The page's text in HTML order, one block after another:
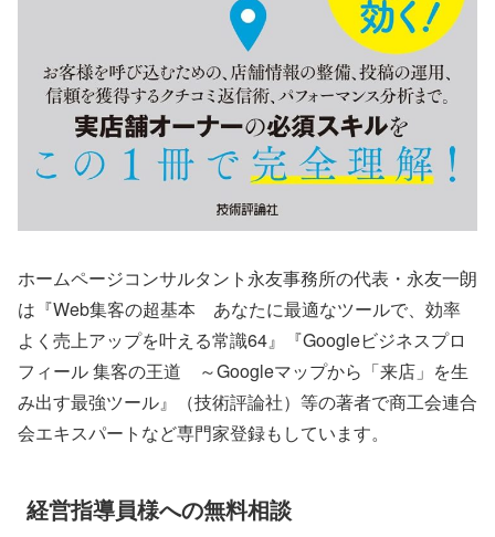
ホームページコンサルタント永友事務所の代表・永友一朗
は『Web集客の超基本 あなたに最適なツールで、効率
よく売上アップを叶える常識64』『Googleビジネスプロ
フィール 集客の王道 ～Googleマップから「来店」を生
み出す最強ツール』（技術評論社）等の著者で商工会連合
会エキスパートなど専門家登録もしています。
経営指導員様への無料相談